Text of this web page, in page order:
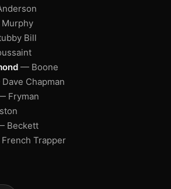
Bill
— Boone
Chapman
Fryman
Beckett
Trapper